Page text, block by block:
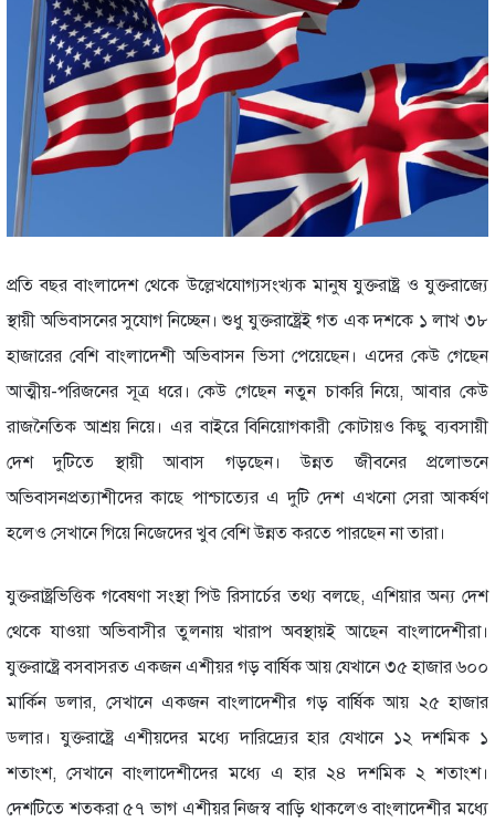
প্রতি বছর বাংলাদেশ থেকে উল্লেখযোগ্যসংখ্যক মানুষ যুক্তরাষ্ট্র ও যুক্তরাজ্যে
স্থায়ী অভিবাসনের সুযোগ নিচ্ছেন। শুধু যুক্তরাষ্ট্রেই গত এক দশকে ১ লাখ ৩৮
হাজারের বেশি বাংলাদেশী অভিবাসন ভিসা পেয়েছেন। এদের কেউ গেছেন
আত্মীয়-পরিজনের সূত্র ধরে। কেউ গেছেন নতুন চাকরি নিয়ে, আবার কেউ
রাজনৈতিক আশ্রয় নিয়ে। এর বাইরে বিনিয়োগকারী কোটায়ও কিছু ব্যবসায়ী
দেশ দুটিতে স্থায়ী আবাস গড়ছেন। উন্নত জীবনের প্রলোভনে
অভিবাসনপ্রত্যাশীদের কাছে পাশ্চাত্যের এ দুটি দেশ এখনো সেরা আকর্ষণ
হলেও সেখানে গিয়ে নিজেদের খুব বেশি উন্নত করতে পারছেন না তারা।
যুক্তরাষ্ট্রভিত্তিক গবেষণা সংস্থা পিউ রিসার্চের তথ্য বলছে, এশিয়ার অন্য দেশ
থেকে যাওয়া অভিবাসীর তুলনায় খারাপ অবস্থায়ই আছেন বাংলাদেশীরা।
যুক্তরাষ্ট্রে বসবাসরত একজন এশীয়র গড় বার্ষিক আয় যেখানে ৩৫ হাজার ৬০০
মার্কিন ডলার, সেখানে একজন বাংলাদেশীর গড় বার্ষিক আয় ২৫ হাজার
ডলার। যুক্তরাষ্ট্রে এশীয়দের মধ্যে দারিদ্র্যের হার যেখানে ১২ দশমিক ১
শতাংশ, সেখানে বাংলাদেশীদের মধ্যে এ হার ২৪ দশমিক ২ শতাংশ।
দেশটিতে শতকরা ৫৭ ভাগ এশীয়র নিজস্ব বাড়ি থাকলেও বাংলাদেশীর মধ্যে